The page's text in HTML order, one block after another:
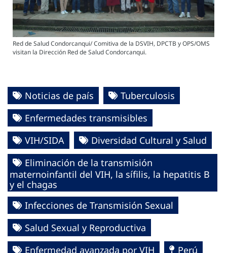
Red de Salud Condorcanqui/ Comitiva de la DSVIH, DPCTB y OPS/OMS
visitan la Dirección Red de Salud Condorcanqui.
Noticias de país
Tuberculosis
Enfermedades transmisibles
VIH/SIDA
Diversidad Cultural y Salud
Eliminación de la transmisión
maternoinfantil del VIH, la sífilis, la hepatitis B
y el chagas
Infecciones de Transmisión Sexual
Salud Sexual y Reproductiva
Enfermedad avanzada por VIH
Perú